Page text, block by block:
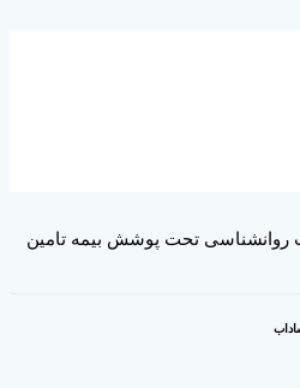
روانشناسی تحت پوشش بیمه تامین